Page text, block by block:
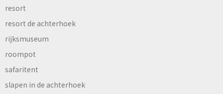
resort
resort de achterhoek
rijksmuseum
roompot
safaritent
slapen in de achterhoek